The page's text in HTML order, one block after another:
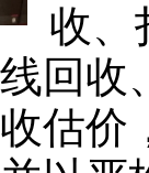
收、
回收
估